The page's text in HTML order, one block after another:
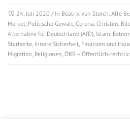
24. Juli 2020 / In Beatrix von Storch, Alle
Merkel, Politische Gewalt, Corona, Christen,
Alternative für Deutschland (AfD), Islam,
Startseite, Innere Sicherheit, Finanzen und
Migration, Religionen, ÖRR – Öffentlich-